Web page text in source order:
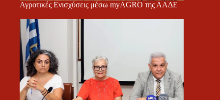
Αγροτικές Ενισχύσεις μέσω myAGRO της ΑΑΔΕ